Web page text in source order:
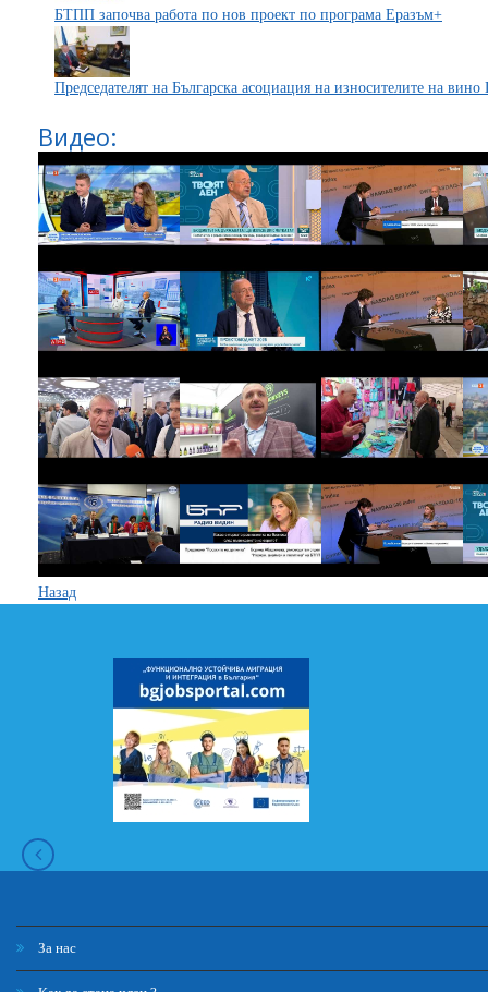
БТПП започва работа по нов проект по програма Еразъм+
Председателят на Българска асоциация на износителите на
Видео:
Назад
За нас